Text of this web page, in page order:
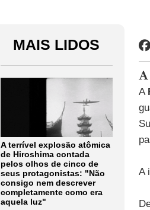
MAIS LIDOS
A terrível explosão atômica
de Hiroshima contada
pelos olhos de cinco de
seus protagonistas: "Não
consigo nem descrever
completamente como era
aquela luz"
A
A